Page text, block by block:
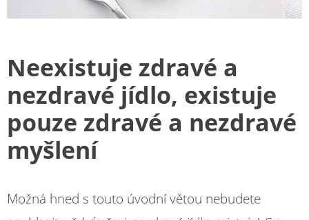
Neexistuje zdravé a
nezdravé jídlo, existuje
pouze zdravé a nezdravé
myšlení
Možná hned s touto úvodní větou nebudete